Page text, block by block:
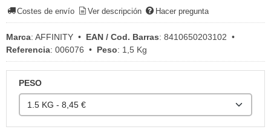
Costes de envío Ver descripción Hacer pregunta
Marca: AFFINITY • EAN / Cod. Barras: 8410650203102 •
Referencia: 006076 • Peso: 1,5 Kg
PESO